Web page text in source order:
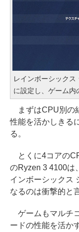
レインボーシック
に設定し、ゲーム内
まずはCPU別の
性能を活かしきる
る。
とくに4コアの
のRyzen 3 4100は
インボーシックス
なるのは衝撃的と
ゲームもマルチ
ードの性能を活か